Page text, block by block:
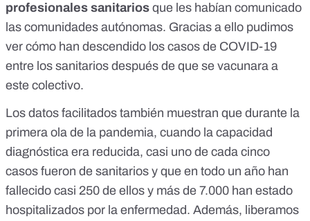
profesionales sanitarios que les habían comunicado
las comunidades autónomas. Gracias a ello pudimos
ver cómo han descendido los casos de COVID-19
entre los sanitarios después de que se vacunara a
este colectivo.
Los datos facilitados también muestran que durante la
primera ola de la pandemia, cuando la capacidad
diagnóstica era reducida, casi uno de cada cinco
casos fueron de sanitarios y que en todo un año han
fallecido casi 250 de ellos y más de 7.000 han estado
hospitalizados por la enfermedad. Además, liberamos